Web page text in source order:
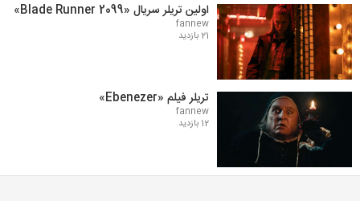
اولین تریلر سریال «Blade Runner 2099»
fannew
21 بازدید
تریلر فیلم «Ebenezer»
fannew
12 بازدید